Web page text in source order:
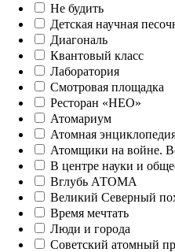
Не будить
Детская научная
Диагональ
Квантовый класс
Лаборатория
Смотровая площадка
Ресторан «НЕО»
Атомариум
Атомная
Атомщики на войне.
В центре науки и
Вглубь АТОМА
Великий Северный
Время мечтать
Люди и города
Советский атомный